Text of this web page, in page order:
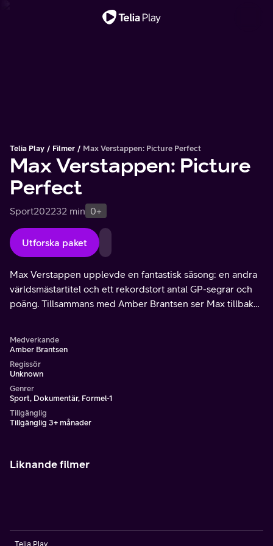
Telia Play Filmer Max Verstappen: Picture Perfect
Max Verstappen: Picture
Perfect
Sport202232 min 0+
Utforska paket
Max Verstappen upplevde en fantastisk säsong: en andra
världsmästartitel och ett rekordstort antal GP-segrar och
poäng. Tillsammans med Amber Brantsen ser Max tillbaka
Medverkande
Amber Brantsen
Regissör
Unknown
Genrer
Sport, Dokumentär, Formel-1
Tillgänglig
Tillgänglig 3+ månader
Liknande filmer
Telia Play